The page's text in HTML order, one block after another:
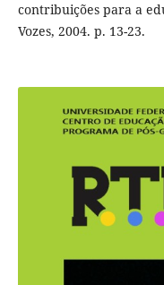
contribuições para a
Vozes, 2004. p. 13-23.